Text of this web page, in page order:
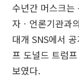
수년간 머스크는
자ㆍ언론기관과
대개 SNS에서
프 도널드 트럼
보였다.